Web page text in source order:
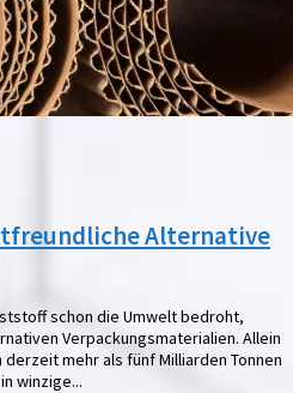
Alternative
schon die Umwelt bedroht,
Verpackungsmaterialien. Allein
mehr als fünf Milliarden Tonnen
winzige...